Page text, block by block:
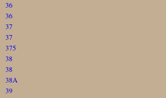
36
36
37
37
375
38
38
38A
39